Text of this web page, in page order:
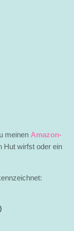
meinen Amazon-
Hut wirfst oder ein
)